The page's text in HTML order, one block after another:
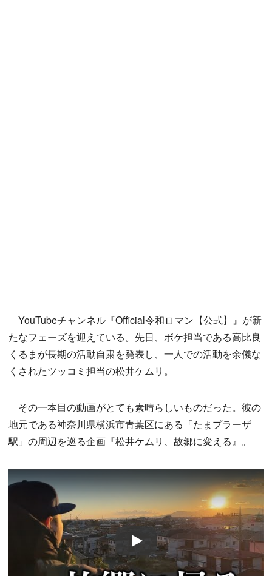
YouTubeチャンネル『Official令和ロマン【公式】』が新
たなフェーズを迎えている。先日、ボケ担当である高比良
くるまが長期の活動自粛を発表し、一人での活動を余儀な
くされたツッコミ担当の松井ケムリ。
その一本目の動画がとても素晴らしいものだった。彼の
地元である神奈川県横浜市青葉区にある「たまプラーザ
駅」の周辺を巡る企画『松井ケムリ、故郷に変える』。
Play